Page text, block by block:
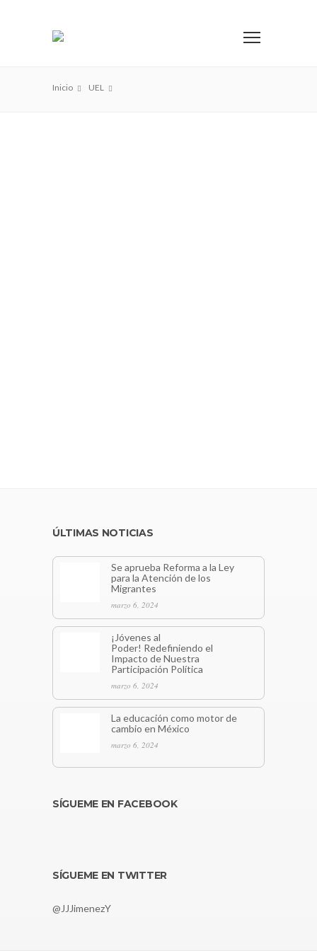
Inicio UEL
ÚLTIMAS NOTICIAS
Se aprueba Reforma a la Ley
para la Atención de los
Migrantes
marzo 6, 2024
¡Jóvenes al
Poder! Redefiniendo el
Impacto de Nuestra
Participación Política
marzo 6, 2024
La educación como motor de
cambio en México
marzo 6, 2024
SÍGUEME EN FACEBOOK
SÍGUEME EN TWITTER
@JJJimenezY